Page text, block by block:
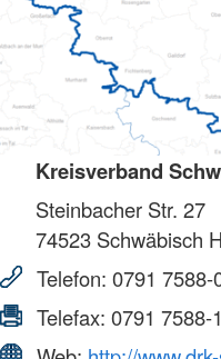
Kreisverband
Steinbacher Str. 27
74523 Schwäbisch
Telefon: 0791 7588-
Telefax: 0791 7588-